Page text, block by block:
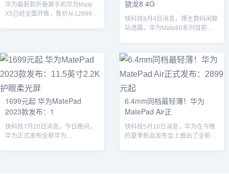
华为最新款折叠屏手机华为Mate
X5已经全面开售，售价从12999元
骁龙8 4G
快科技8月4日消息，博主数码闲聊
站透露，华为Mate60系列目前还
1699元起 华为MatePad
2023款发布：1
快科技7月20日消息，今日晚间，
华为正式发布全新华为
6.4mm同档最轻薄！华为
MatePad Air正
快科技5月18日消息，华为在今晚
的夏季新品发布会上推出了全新平